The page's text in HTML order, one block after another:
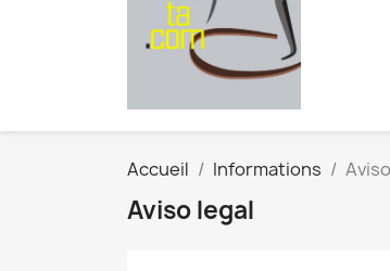
Accueil Informations
Aviso legal